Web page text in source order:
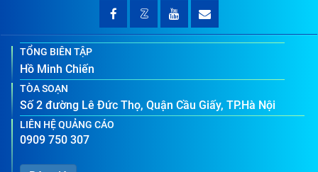
TỔNG BIÊN TẬP
Hồ Minh Chiến
TÒA SOẠN
Số 2 đường Lê Đức Thọ, Quận Cầu Giấy, TP.Hà Nội
LIÊN HỆ QUẢNG CÁO
0909 750 307